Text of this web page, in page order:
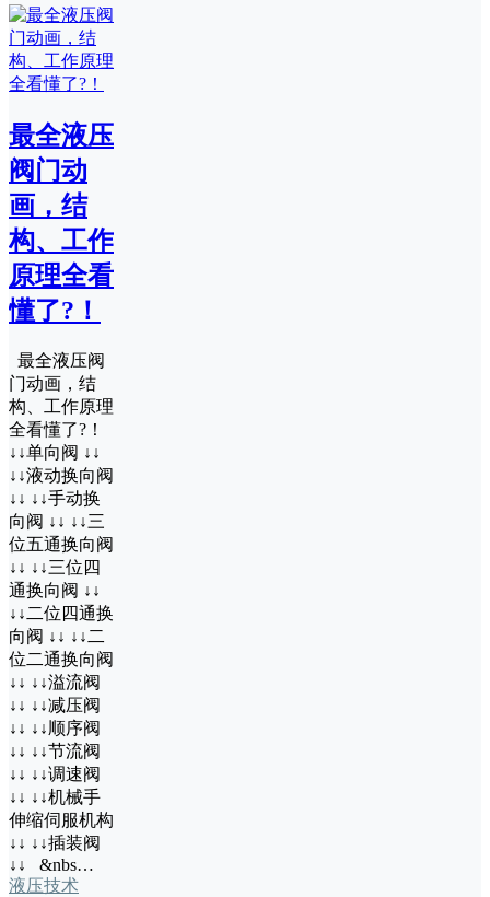
最全液压
阀门动
画，结
构、工作
原理全看
懂了?！
最全液压阀
门动画，结
构、工作原理
全看懂了?！
↓↓单向阀 ↓↓
↓↓液动换向阀
↓↓ ↓↓手动换
向阀 ↓↓ ↓↓三
位五通换向阀
↓↓ ↓↓三位四
通换向阀 ↓↓
↓↓二位四通换
向阀 ↓↓ ↓↓二
位二通换向阀
↓↓ ↓↓溢流阀
↓↓ ↓↓减压阀
↓↓ ↓↓顺序阀
↓↓ ↓↓节流阀
↓↓ ↓↓调速阀
↓↓ ↓↓机械手
伸缩伺服机构
↓↓ ↓↓插装阀
↓↓ &nbs…
液压技术